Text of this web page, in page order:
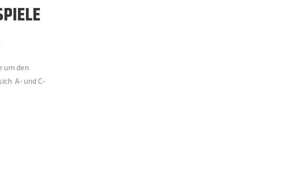
um den
A- und C-